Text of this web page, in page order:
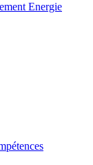
Energie